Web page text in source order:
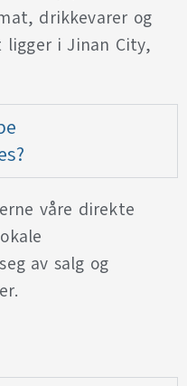
drikkevarer og
i Jinan City,
våre direkte
av salg og